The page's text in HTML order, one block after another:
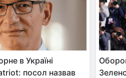
в Україні
посол назвав